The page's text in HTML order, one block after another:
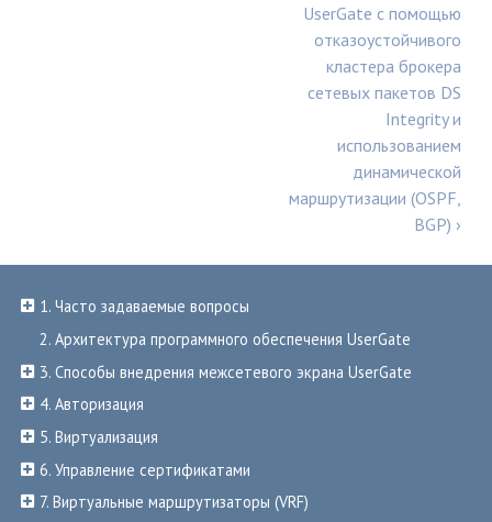
1. Часто задаваемые вопросы
2. Архитектура программного обеспечения UserGate
3. Способы внедрения межсетевого экрана UserGate
4. Авторизация
5. Виртуализация
6. Управление сертификатами
7. Виртуальные маршрутизаторы (VRF)
UserGate с помощью
отказоустойчивого
кластера брокера
сетевых пакетов DS
Integrity и
использованием
динамической
маршрутизации (OSPF,
BGP) ›